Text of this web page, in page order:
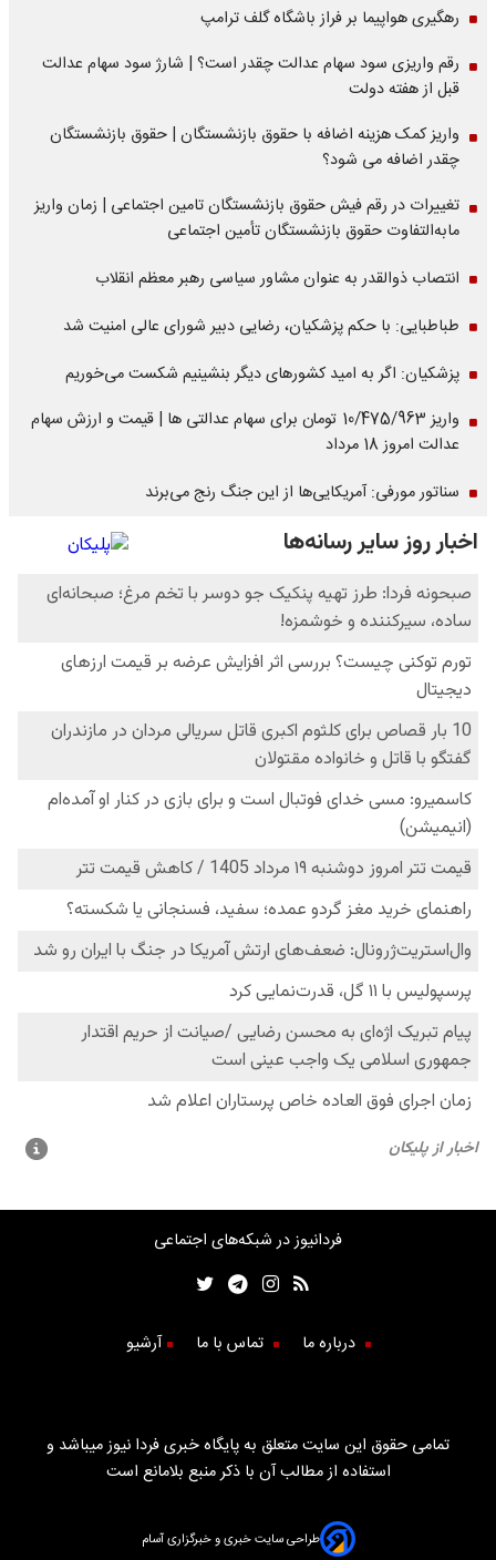
رهگیری هواپیما بر فراز باشگاه گلف ترامپ
رقم واریزی سود سهام عدالت چقدر است؟ | شارژ سود سهام عدالت
قبل از هفته دولت
واریز کمک هزینه اضافه با حقوق بازنشستگان | حقوق بازنشستگان
چقدر اضافه می شود؟
تغییرات در رقم فیش حقوق بازنشستگان تامین اجتماعی | زمان واریز
مابه‌التفاوت حقوق بازنشستگان تأمین اجتماعی
انتصاب ذوالقدر به عنوان مشاور سیاسی رهبر معظم انقلاب
طباطبایی: با حکم پزشکیان، رضایی دبیر شورای عالی امنیت شد
پزشکیان: اگر به امید کشورهای دیگر بنشینیم شکست می‌خوریم
واریز 10/475/963 تومان برای سهام عدالتی ها | قیمت و ارزش سهام
عدالت امروز 18 مرداد
سناتور مورفی: آمریکایی‌ها از این جنگ رنج می‌برند
فردانیوز در شبکه‌های اجتماعی
درباره ما تماس با ما آرشیو
تمامی حقوق این سایت متعلق به پایگاه خبری فردا نیوز میباشد و
استفاده از مطالب آن با ذکر منبع بلامانع است
طراحی سایت خبری و خبرگزاری آسام